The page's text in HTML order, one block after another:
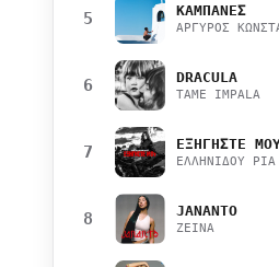
5 ΚΑΜΠΑΝΕΣ
ΑΡΓΥΡΟΣ
6 DRACULA
TAME IMPALA
7 ΕΞΗΓΗΣΤΕ
ΕΛΛΗΝΙΔΟΥ ΡΙΑ
8 JANANTO
ZEINA